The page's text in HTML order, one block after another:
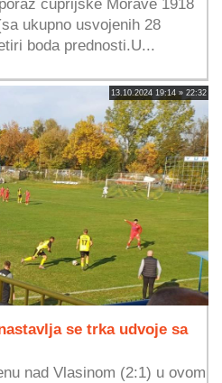
ćuprijske Morave 1918
ukupno usvojenih 28
boda prednosti.U...
13.10.2024 19:14 » 22:32
se trka udvoje sa
nad Vlasinom (2:1) u ovom